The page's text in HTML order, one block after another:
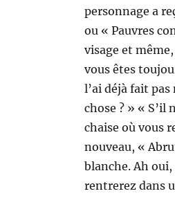
personnage a
ou « Pauvres
visage et
vous êtes
l’ai déjà fait
chose ? » « S’il
chaise où vous
nouveau, «
blanche. Ah
rentrerez dans